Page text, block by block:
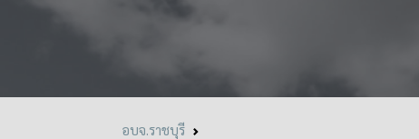
อบจ.ราชบุรี